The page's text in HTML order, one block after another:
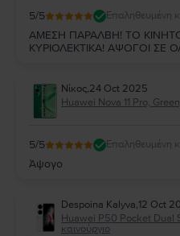
5/5 Επαληθευμένη
ΑΜΕΣΗ ΠΑΡΑΛΒΗ! ΤΟ ΚΙΝΗΤΟ
ΚΥΡΙΟΛΕΚΤΙΚΑ! ΑΨΟΓΟΙ ΣΕ
Νίκος,24 Oct 2025
Huawei Nova 11 Pro,
5/5 Επαληθευμένη
Άψογο
Despoina Kalyva,12 Oct
Huawei P50 Pocket Dual
καινούργιο